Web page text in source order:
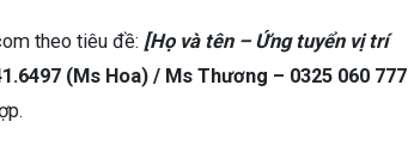
theo tiêu đề: [Họ và tên – Ứng tuyển vị trí
(Ms Hoa) / Ms Thương – 0325 060 777